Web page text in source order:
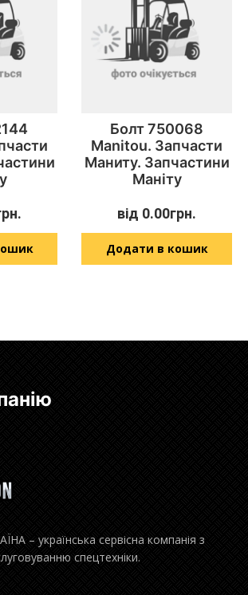
Болт 750068
Manitou. Запчасти
Маниту. Запчастини
Маніту
від 0.00грн.
Додати в кошик
– українська сервісна компанія з
спецтехніки.